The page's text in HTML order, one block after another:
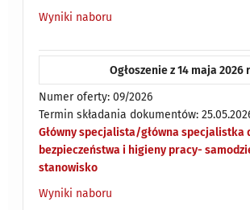
Wyniki naboru
Ogłoszenie z 14 maja 2026
Numer oferty: 09/2026
Termin składania dokumentów:
Główny specjalista/główna specjalistka
bezpieczeństwa i higieny pracy-
stanowisko
Wyniki naboru